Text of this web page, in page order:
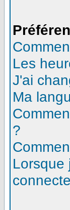
Les
J'ai
Ma
?
Lorsque